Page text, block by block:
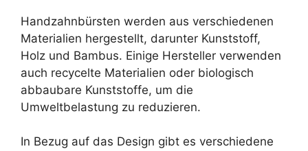
Handzahnbürsten werden aus verschiedenen
Materialien hergestellt, darunter Kunststoff,
Holz und Bambus. Einige Hersteller verwenden
auch recycelte Materialien oder biologisch
abbaubare Kunststoffe, um die
Umweltbelastung zu reduzieren.
In Bezug auf das Design gibt es verschiedene